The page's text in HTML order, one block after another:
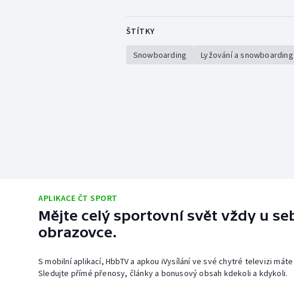
ŠTÍTKY
Snowboarding Lyžování a snowboarding
APLIKACE ČT SPORT
Mějte celý sportovní svět vždy u
obrazovce.
S mobilní aplikací, HbbTV a apkou iVysílání ve své chytré televizi
Sledujte přímé přenosy, články a bonusový obsah kdekoli a kdykoli.